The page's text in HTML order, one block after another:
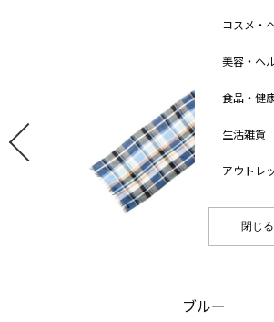
コスメ・
美容・ヘ
食品・健
生活雑貨
アウトレ
閉じる
ブルー